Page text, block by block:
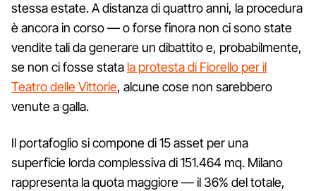
stessa estate. A distanza di quattro anni, la procedura
è ancora in corso — o forse finora non ci sono state
vendite tali da generare un dibattito e, probabilmente,
se non ci fosse stata la protesta di Fiorello per il
Teatro delle Vittorie, alcune cose non sarebbero
venute a galla.
Il portafoglio si compone di 15 asset per una
superficie lorda complessiva di 151.464 mq. Milano
rappresenta la quota maggiore — il 36% del totale,